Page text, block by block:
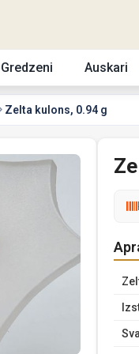
Gredzeni Auskari
Zelta kulons, 0.94 g